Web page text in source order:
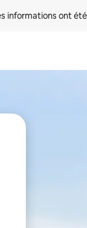
informations ont